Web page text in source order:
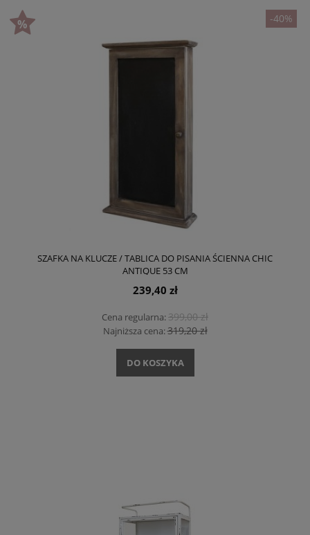
SZAFKA NA KLUCZE / TABLICA DO PISANIA ŚCIENNA CHIC
ANTIQUE 53 CM
239,40 zł
Cena regularna:399,00 zł
Najniższa cena:319,20 zł
DO KOSZYKA
-40%